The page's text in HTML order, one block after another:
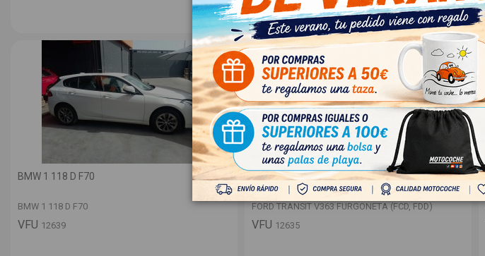
BMW 1 118 D F70
BMW 1 118 D F70
VFU 12639
FORD TRANSIT V363 FURGONETA (FCD, FDD)
FORD TRANSIT V363 FURGONETA (FCD, FDD)
VFU 12635